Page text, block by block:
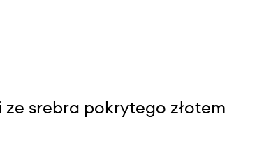
ze srebra pokrytego złotem